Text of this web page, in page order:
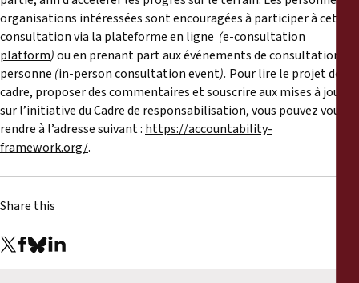
organisations intéressées sont encouragées à participer à cette
consultation via la plateforme en ligne (e-consultation
platform)ou en prenant part aux événements de consultation en
personne (in-person consultation event). Pour lire le projet de
cadre, proposer des commentaires et souscrire aux mises à jour
sur l’initiative du Cadre de responsabilisation, vous pouvez vous
rendre à l’adresse suivant : https://accountability-
framework.org/.
Share this